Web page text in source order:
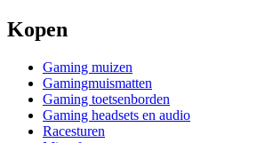
Kopen
Gaming muizen
Gamingmuismatten
Gaming toetsenborden
Gaming headsets en audio
Racesturen